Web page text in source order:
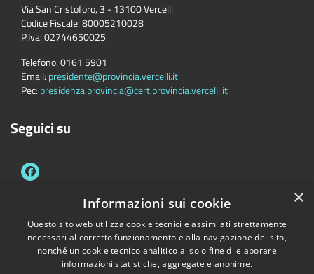
Via San Cristoforo, 3 - 13100 Vercelli
Codice Fiscale:80005210028
P.Iva:02744650025
Telefono:0161 5901
Email: presidente@provincia.vercelli.it
Pec: presidenza.provincia@cert.provincia.vercelli.it
Seguici su
Accessibilità Privacy Cookie
Mappa del sito
Dichiarazione di accessibilità e meccanismo di feedback
Link Utili
×
Informazioni sui cookie
Questo sito web utilizza cookie tecnici e assimilati strettamente
necessari al corretto funzionamento e alla navigazione del sito,
nonché un cookie tecnico analitico al solo fine di elaborare
informazioni statistiche, aggregate e anonime.